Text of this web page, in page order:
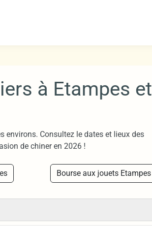
à Etampes et
environs. Consultez le dates et lieux des
de chiner en 2026 !
Bourse aux jouets Etampes